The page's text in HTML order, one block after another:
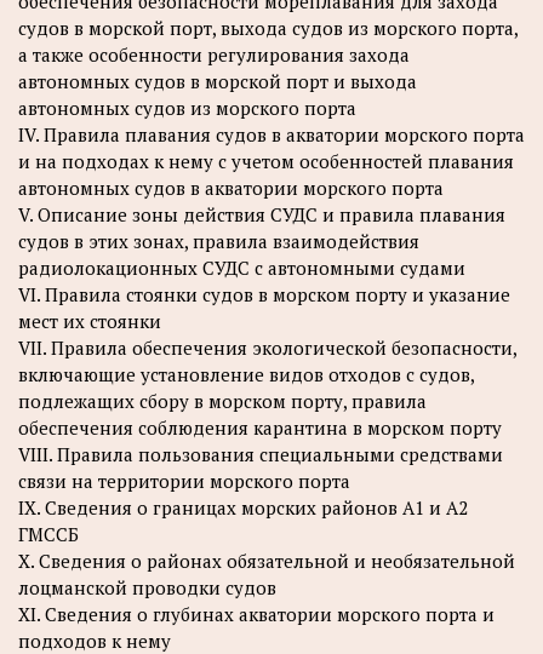
судов в морской порт, выхода судов из морского порта,
а также особенности регулирования захода
автономных судов в морской порт и выхода
автономных судов из морского порта
IV. Правила плавания судов в акватории морского порта
и на подходах к нему с учетом особенностей плавания
автономных судов в акватории морского порта
V. Описание зоны действия СУДС и правила плавания
судов в этих зонах, правила взаимодействия
радиолокационных СУДС с автономными судами
VI. Правила стоянки судов в морском порту и указание
мест их стоянки
VII. Правила обеспечения экологической безопасности,
включающие установление видов отходов с судов,
подлежащих сбору в морском порту, правила
обеспечения соблюдения карантина в морском порту
VIII. Правила пользования специальными средствами
связи на территории морского порта
IX. Сведения о границах морских районов А1 и А2
ГМССБ
X. Сведения о районах обязательной и необязательной
лоцманской проводки судов
XI. Сведения о глубинах акватории морского порта и
подходов к нему